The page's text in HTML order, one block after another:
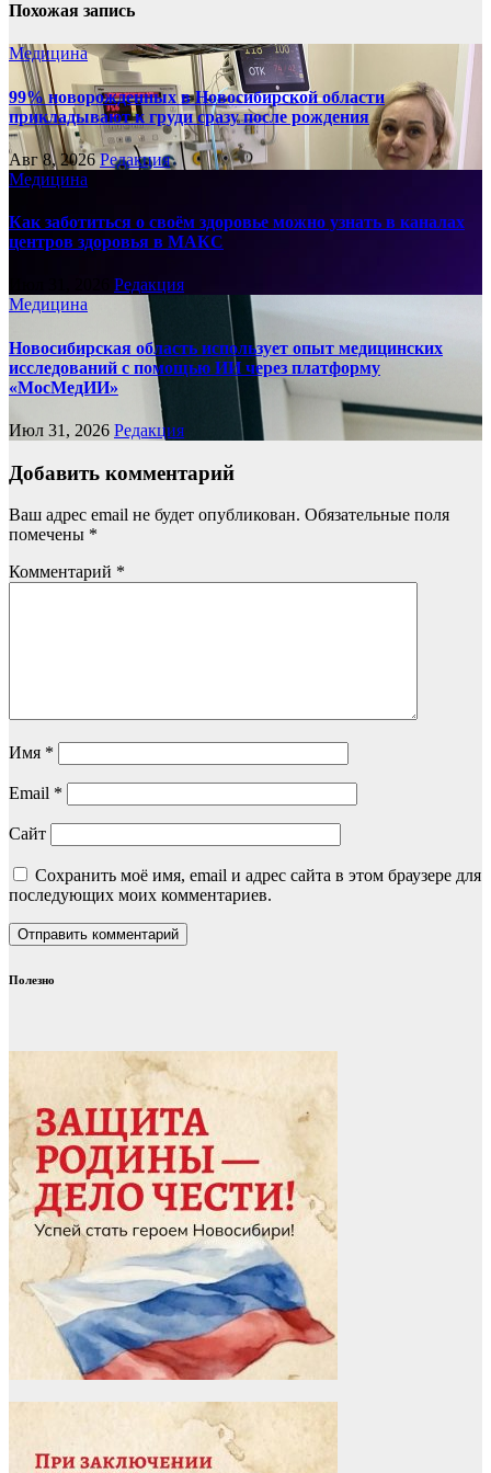
Похожая запись
Медицина
99% новорожденных в Новосибирской области
прикладывают к груди сразу после рождения
Авг 8, 2026Редакция
Медицина
Как заботиться о своём здоровье можно узнать в каналах
центров здоровья в МАКС
Редакция
Медицина
Новосибирская область использует опыт медицинских
исследований с помощью ИИ через платформу
«МосМедИИ»
Июл 31, 2026 Редакция
Добавить комментарий
Ваш адрес email не будет опубликован. Обязательные поля
помечены *
Комментарий *
Имя *
Email *
Сайт
Сохранить моё имя, email и адрес сайта в этом браузере для
последующих моих комментариев.
Полезно